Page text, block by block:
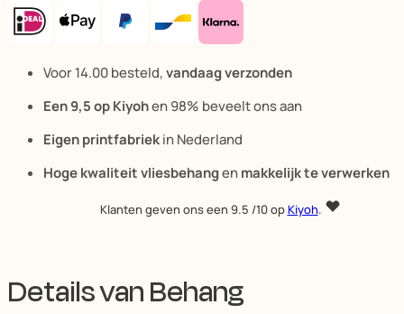
Voor 14.00 besteld,vandaag verzonden
Een 9,5 op Kiyohen 98% beveelt ons aan
Eigen printfabriekin Nederland
Hoge kwaliteit vliesbehangenmakkelijk te verwerken
Klanten geven ons een 9.5 /10 opKiyoh.
Details van Behang